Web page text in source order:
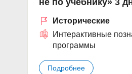
не по учебнику» 3
Исторические
Интерактивные
программы
Подробнее